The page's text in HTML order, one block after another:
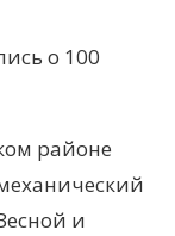
о 100
районе
и